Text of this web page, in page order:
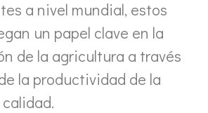
a nivel mundial, estos
un papel clave en la
de la agricultura a través
la productividad de la